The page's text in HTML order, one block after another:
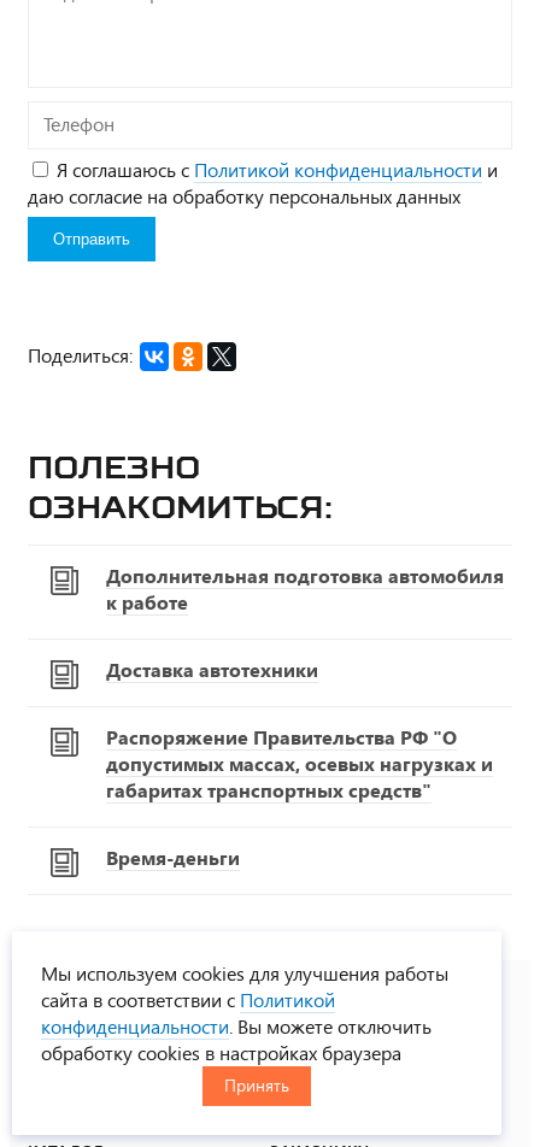
Телефон
Я соглашаюсь с Политикой конфиденциальности и
даю согласие на обработку персональных данных
Поделиться:
Полезно
ознакомиться:
Дополнительная подготовка автомобиля
к работе
Доставка автотехники
Распоряжение Правительства РФ "О
допустимых массах, осевых нагрузках и
габаритах транспортных средств"
Время-деньги
8-800-775-33-00
многоканальный телефон
Мы используем cookies для улучшения работы
сайта в соответствии с Политикой
конфиденциальности . Вы можете отключить
обработку cookies в настройках браузера
Принять